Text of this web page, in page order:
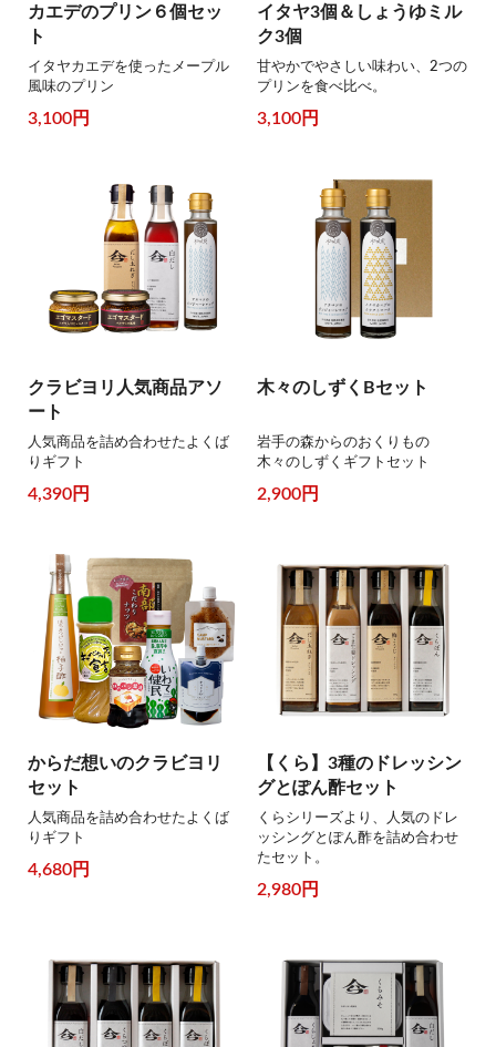
カエデのプリン６個セッ
ト
イタヤカエデを使ったメープル
風味のプリン
3,100円
イタヤ3個＆しょうゆミル
ク3個
甘やかでやさしい味わい、2つの
プリンを食べ比べ。
3,100円
クラビヨリ人気商品アソ
ート
人気商品を詰め合わせたよくば
りギフト
4,390円
木々のしずくBセット
岩手の森からのおくりもの
木々のしずくギフトセット
2,900円
からだ想いのクラビヨリ
セット
人気商品を詰め合わせたよくば
りギフト
4,680円
【くら】3種のドレッシン
グとぽん酢セット
くらシリーズより、人気のドレ
ッシングとぽん酢を詰め合わせ
たセット。
2,980円